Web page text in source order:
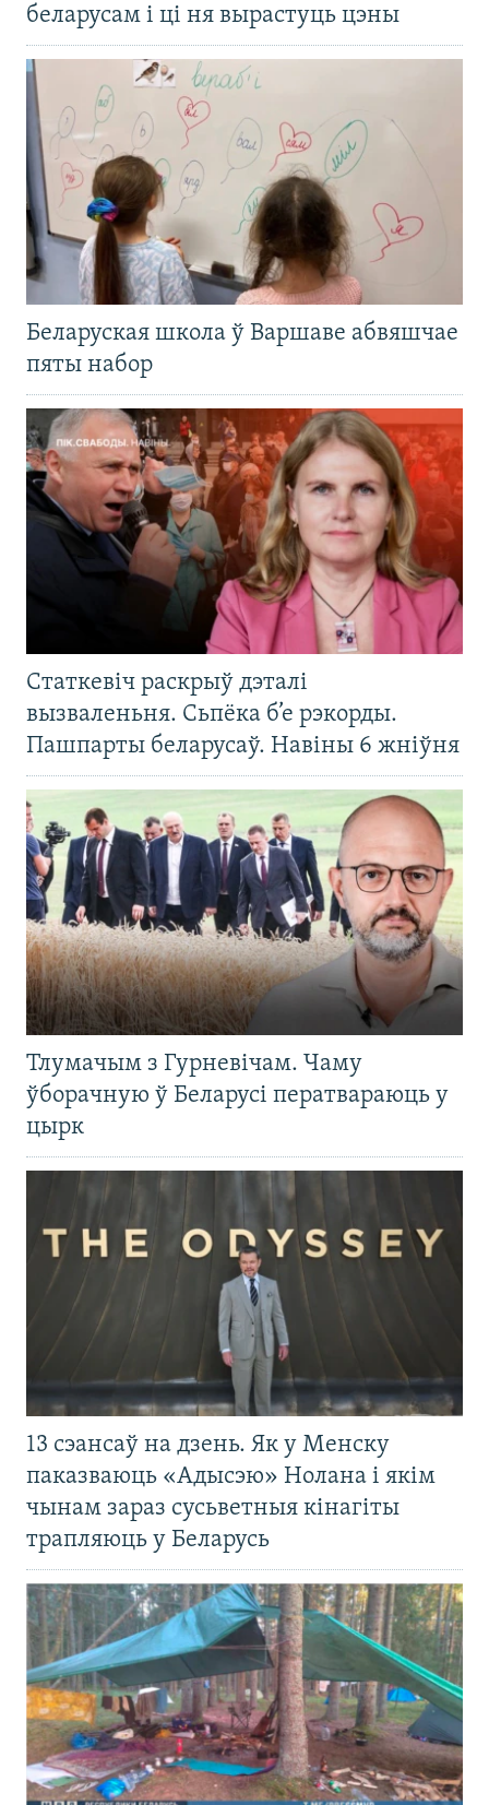
беларусам і ці ня вырастуць цэны
Беларуская школа ў Варшаве абвяшчае
пяты набор
Статкевіч раскрыў дэталі
вызваленьня. Сьпёка б’е рэкорды.
Пашпарты беларусаў. Навіны 6 жніўня
Тлумачым з Гурневічам. Чаму
ўборачную ў Беларусі ператвараюць у
цырк
13 сэансаў на дзень. Як у Менску
паказваюць «Адысэю» Нолана і якім
чынам зараз сусьветныя кінагіты
трапляюць у Беларусь